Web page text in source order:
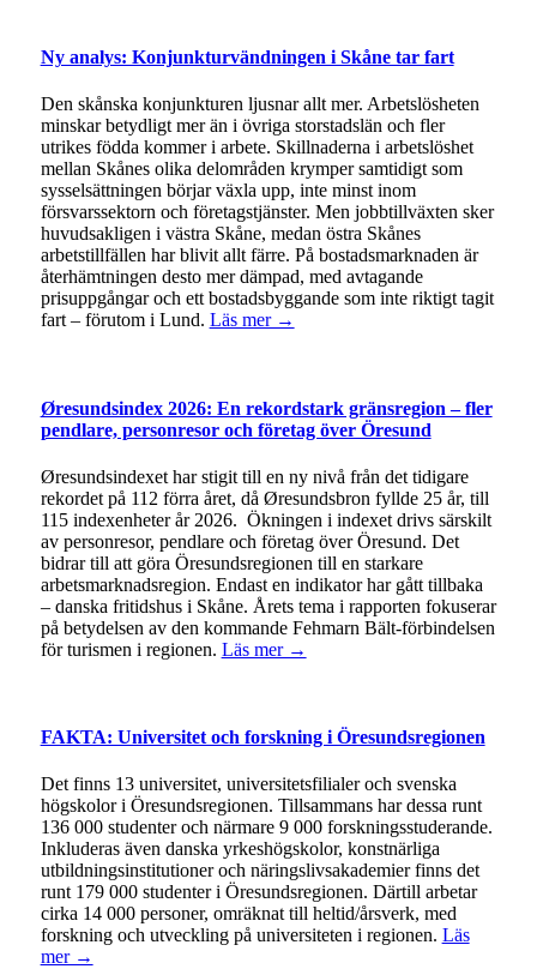
Ny analys: Konjunkturvändningen i Skåne tar fart
Den skånska konjunkturen ljusnar allt mer. Arbetslösheten
minskar betydligt mer än i övriga storstadslän och fler
utrikes födda kommer i arbete. Skillnaderna i arbetslöshet
mellan Skånes olika delområden krymper samtidigt som
sysselsättningen börjar växla upp, inte minst inom
försvarssektorn och företagstjänster. Men jobbtillväxten sker
huvudsakligen i västra Skåne, medan östra Skånes
arbetstillfällen har blivit allt färre. På bostadsmarknaden är
återhämtningen desto mer dämpad, med avtagande
prisuppgångar och ett bostadsbyggande som inte riktigt tagit
fart – förutom i Lund. Läs mer →
Øresundsindex 2026: En rekordstark gränsregion – fler
pendlare, personresor och företag över Öresund
Øresundsindexet har stigit till en ny nivå från det tidigare
rekordet på 112 förra året, då Øresundsbron fyllde 25 år, till
115 indexenheter år 2026. Ökningen i indexet drivs särskilt
av personresor, pendlare och företag över Öresund. Det
bidrar till att göra Öresundsregionen till en starkare
arbetsmarknadsregion. Endast en indikator har gått tillbaka
– danska fritidshus i Skåne. Årets tema i rapporten fokuserar
på betydelsen av den kommande Fehmarn Bält-förbindelsen
för turismen i regionen. Läs mer →
FAKTA: Universitet och forskning i Öresundsregionen
Det finns 13 universitet, universitetsfilialer och svenska
högskolor i Öresundsregionen. Tillsammans har dessa runt
136 000 studenter och närmare 9 000 forskningsstuderande.
Inkluderas även danska yrkeshögskolor, konstnärliga
utbildningsinstitutioner och näringslivsakademier finns det
runt 179 000 studenter i Öresundsregionen. Därtill arbetar
cirka 14 000 personer, omräknat till heltid/årsverk, med
forskning och utveckling på universiteten i regionen. Läs
mer →